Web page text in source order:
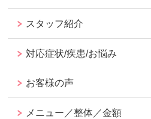
スタッフ紹介
対応症状/疾患/お悩み
お客様の声
メニュー／整体／金額